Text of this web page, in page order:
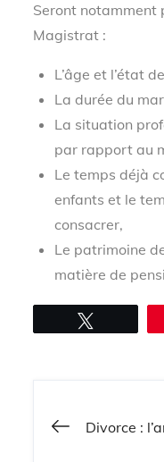
Seront notamment
Magistrat :
L’âge et l’état
La durée du
La situation
par rapport au
Le temps déjà
enfants et le
consacrer,
Le patrimoine
matière de
Divorce :